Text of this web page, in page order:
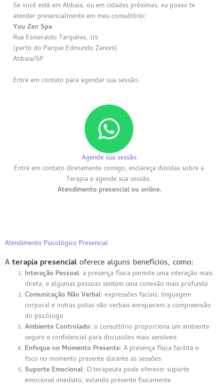
Se você está em Atibaia, ou em cidades próximas, eu posso te
atender presencialmente em meu consultório:
You Zen Spa
Rua Esmeraldo Tarquínio, 115
(perto do Parque Edmundo Zanoni)
Atibaia/SP
Entre em contato para agendar sua sessão.
Agende sua sessão
Entre em contato diretamente comigo, esclareça dúvidas sobre a
Terapia e agende sua sessão.
Atendimento presencial ou online.
Atendimento Psicológico Presencial
Aterapia presencialoferece alguns benefícios, como:
Interação Pessoal: a presença física permite uma interação mais
direta, e algumas pessoas sentem uma conexão mais profunda
Comunicação Não Verbal: expressões faciais, linguagem
corporal e outras pistas não verbais enriquecem a compreensão
do psicólogo
Ambiente Controlado: o consultório proporciona um ambiente
seguro e confidencial para discussões mais sensíveis
Enfoque no Momento Presente: A presença física facilita o
foco no momento presente durante as sessões
Suporte Emocional: O terapeuta pode oferecer suporte
emocional imediato, estando presente fisicamente